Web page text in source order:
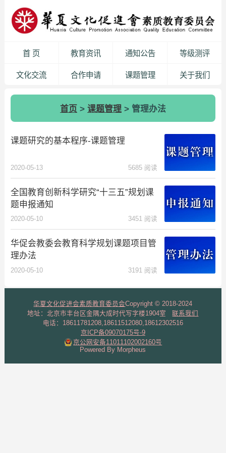
首 页 教育资讯 通知公告 等级测评
文化交流 合作申请 课题管理 关于我们
首页 > 课题管理> 管理办法
课题研究的基本程序-课题管理
2020-05-13 5685 阅读
全国教育创新科学研究“十三五”规划课
题申报通知
2020-05-10 3451 阅读
华促会教委会教育科学规划课题项目管
理办法
2020-05-10 3191 阅读
华夏文化促进会素质教育委员会Copyright © 2018-2024
地址：北京市丰台区金隅大成时代写字楼1904室联系我们
电话：18611781208,18611512080,18612302516
京ICP备09070175号-9
京公网安备11011102002160号
Powered By Morpheus